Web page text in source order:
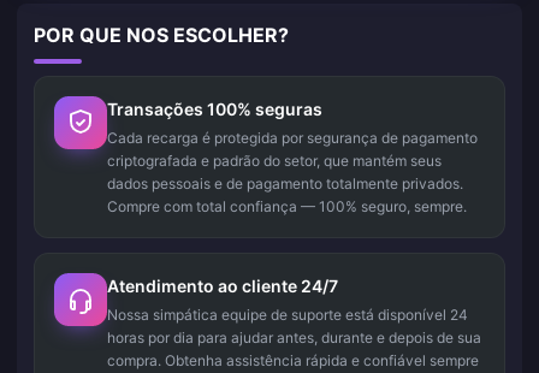
POR QUE NOS ESCOLHER?
Transações 100% seguras
Cada recarga é protegida por segurança de pagamento
criptografada e padrão do setor, que mantém seus
dados pessoais e de pagamento totalmente privados.
Compre com total confiança — 100% seguro, sempre.
Atendimento ao cliente 24/7
Nossa simpática equipe de suporte está disponível 24
horas por dia para ajudar antes, durante e depois de sua
compra. Obtenha assistência rápida e confiável sempre